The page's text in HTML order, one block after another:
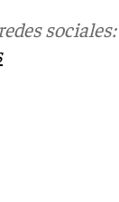
sociales: